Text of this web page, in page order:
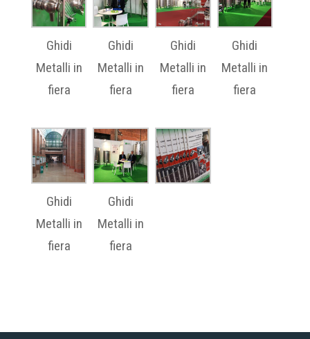
Ghidi
Metalli in
fiera
Ghidi
Metalli in
fiera
Ghidi
Metalli in
fiera
Ghidi
Metalli in
fiera
Ghidi
Metalli in
fiera
Ghidi
Metalli in
fiera